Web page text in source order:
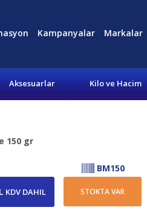
Kampanyalar Markalar
Aksesuarlar Kilo ve Hacim
150 gr
BM150
KDV DAHIL STOKTA VAR